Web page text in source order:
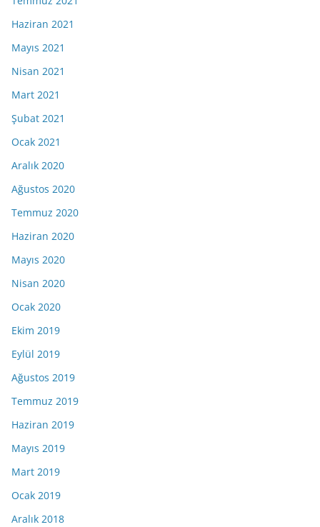
Haziran 2021
Mayıs 2021
Nisan 2021
Mart 2021
Şubat 2021
Ocak 2021
Aralık 2020
Ağustos 2020
Temmuz 2020
Haziran 2020
Mayıs 2020
Nisan 2020
Ocak 2020
Ekim 2019
Eylül 2019
Ağustos 2019
Temmuz 2019
Haziran 2019
Mayıs 2019
Mart 2019
Ocak 2019
Aralık 2018